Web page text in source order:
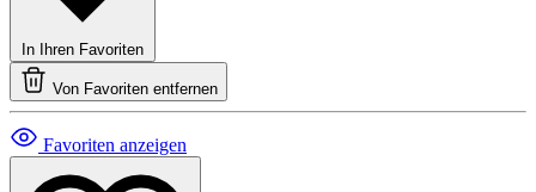
In Ihren Favoriten
Von Favoriten entfernen
Favoriten anzeigen